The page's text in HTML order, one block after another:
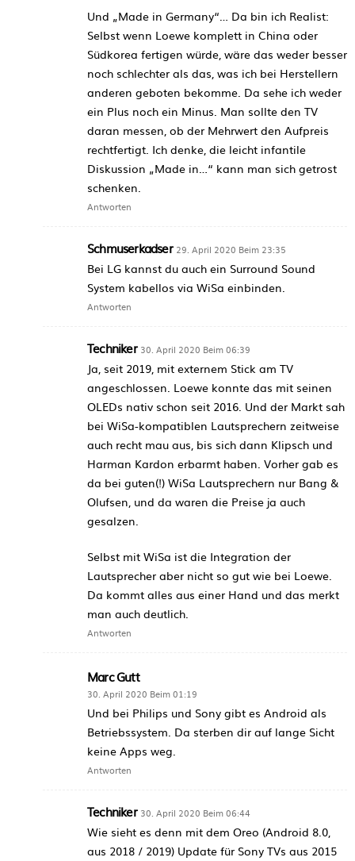
Und „Made in Germany“… Da bin ich Realist:
Selbst wenn Loewe komplett in China oder
Südkorea fertigen würde, wäre das weder besser
noch schlechter als das, was ich bei Herstellern
anderen geboten bekomme. Da sehe ich weder
ein Plus noch ein Minus. Man sollte den TV
daran messen, ob der Mehrwert den Aufpreis
rechtfertigt. Ich denke, die leicht infantile
Diskussion „Made in…“ kann man sich getrost
schenken.
Antworten
Schmuserkadser 29. April 2020 Beim 23:35
Bei LG kannst du auch ein Surround Sound
System kabellos via WiSa einbinden.
Antworten
Techniker 30. April 2020 Beim 06:39
Ja, seit 2019, mit externem Stick am TV
angeschlossen. Loewe konnte das mit seinen
OLEDs nativ schon seit 2016. Und der Markt sah
bei WiSa-kompatiblen Lautsprechern zeitweise
auch recht mau aus, bis sich dann Klipsch und
Harman Kardon erbarmt haben. Vorher gab es
da bei guten(!) WiSa Lautsprechern nur Bang &
Olufsen, und da waren die Preise ja auch
gesalzen.
Selbst mit WiSa ist die Integration der
Lautsprecher aber nicht so gut wie bei Loewe.
Da kommt alles aus einer Hand und das merkt
man auch deutlich.
Antworten
Marc Gutt
30. April 2020 Beim 01:19
Und bei Philips und Sony gibt es Android als
Betriebssystem. Da sterben dir auf lange Sicht
keine Apps weg.
Antworten
Techniker 30. April 2020 Beim 06:44
Wie sieht es denn mit dem Oreo (Android 8.0,
aus 2018 / 2019) Update für Sony TVs aus 2015